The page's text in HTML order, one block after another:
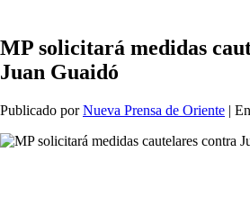
MP solicitará medidas
Juan Guaidó
Publicado porNueva Prensa de Oriente |